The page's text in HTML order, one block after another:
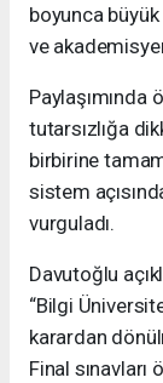
boyunca
ve
Paylaşımında
tutarsızlığa
birbirine
sistem
vurguladı.
Davutoğlu
“Bilgi
karardan
Final